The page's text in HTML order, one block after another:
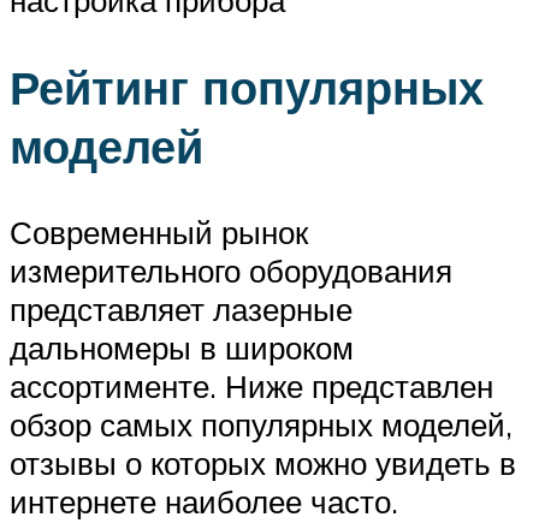
Рейтинг популярных
моделей
Современный рынок
измерительного оборудования
представляет лазерные
дальномеры в широком
ассортименте. Ниже представлен
обзор самых популярных моделей,
отзывы о которых можно увидеть в
интернете наиболее часто.